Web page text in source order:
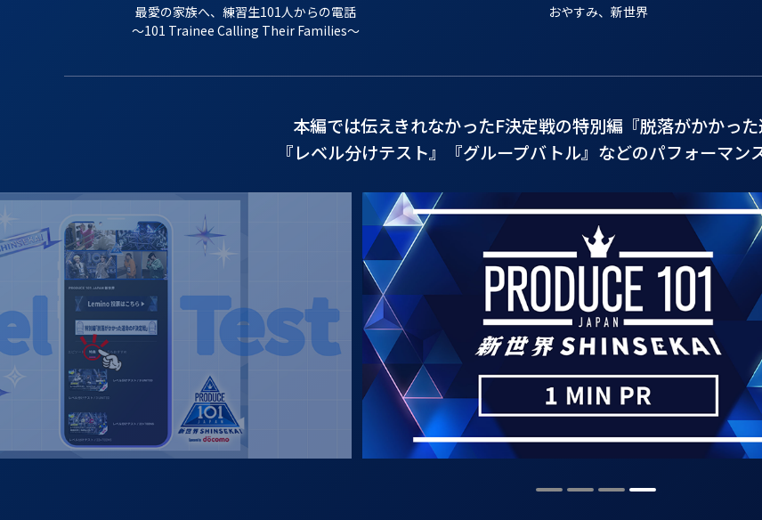
最愛の家族へ、 練習生101人からの電話
～101 Trainee Calling Their Families～
おやすみ、新世界
本編では伝えきれなかったF決定戦の特別編『脱落がかかっ
『レベル分けテスト』『グループバトル』などのパフォーマン